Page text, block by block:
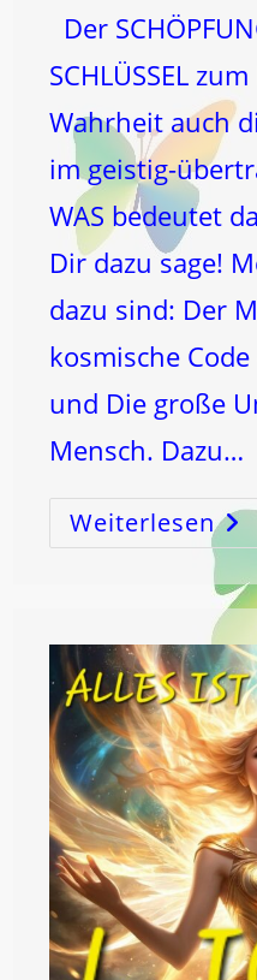
Der
SCHLÜSSEL
Wahrheit auch
im geistig-
WAS bedeutet
Dir dazu sage!
dazu sind: Der
kosmische
und Die große
Mensch. Dazu…
WeiterlesenDer
Und
Die
!